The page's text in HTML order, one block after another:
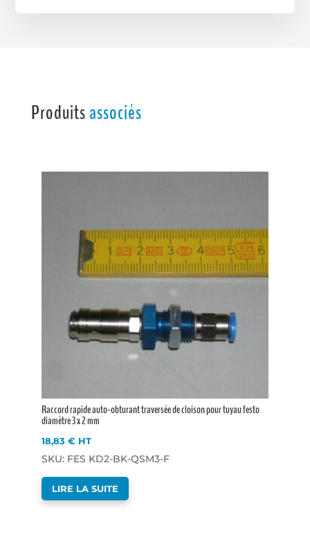
Produitsassociés
Raccord rapide auto-obturant traversée de cloison pour tuyau festo
diamètre 3 x 2 mm
18,83 € HT
SKU: FES KD2-BK-QSM3-F
LIRE LA SUITE